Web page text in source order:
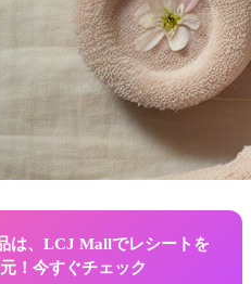
は、LCJ Mallでレシートを
！今すぐチェック